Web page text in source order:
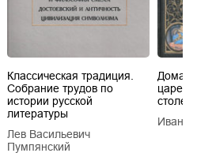
Классическая традиция.
Собрание трудов по
истории русской
литературы
Лев Васильевич
Пумпянский
царей
Иван